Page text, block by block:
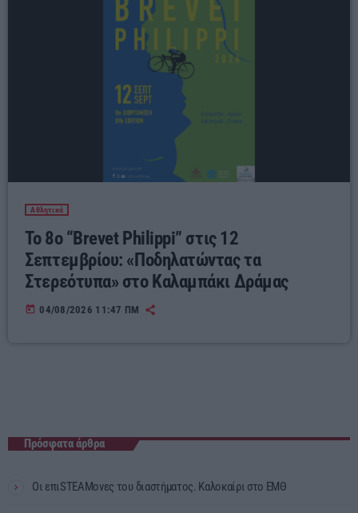
Αθλητικά
Το 8ο “Brevet Philippi” στις 12
Σεπτεμβρίου: «Ποδηλατώντας τα
Στερεότυπα» στο Καλαμπάκι Δράμας
today 04/08/2026 11:47 ΠΜ
Πρόσφατα άρθρα
Οι επιSTEAMονες του διαστήματος. Καλοκαίρι στο ΕΜΘ